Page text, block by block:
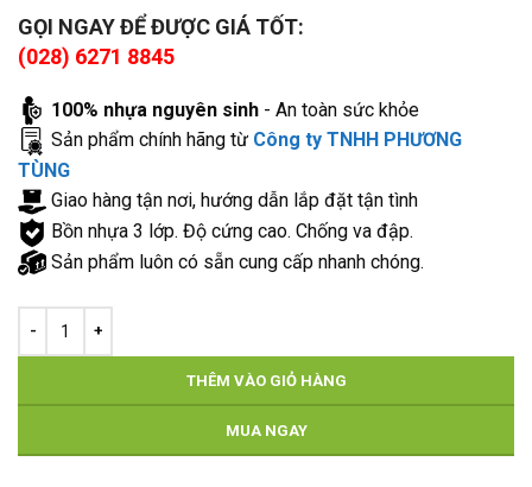
GỌI NGAY ĐỂ ĐƯỢC GIÁ TỐT:
(028) 6271 8845
100% nhựa nguyên sinh - An toàn sức khỏe
Sản phẩm chính hãng từ Công ty TNHH PHƯƠNG
TÙNG
Giao hàng tận nơi, hướng dẫn lắp đặt tận tình
Bồn nhựa 3 lớp. Độ cứng cao. Chống va đập.
Sản phẩm luôn có sẵn cung cấp nhanh chóng.
THÊM VÀO GIỎ HÀNG
MUA NGAY